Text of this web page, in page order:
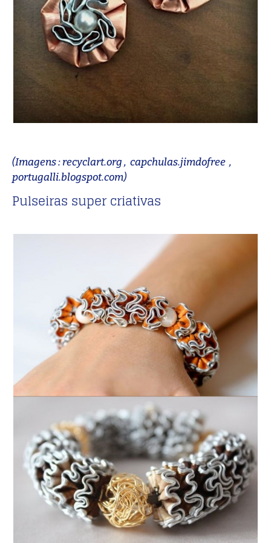
(Imagens : recyclart.org , capchulas.jimdofree ,
portugalli.blogspot.com)
Pulseiras super criativas